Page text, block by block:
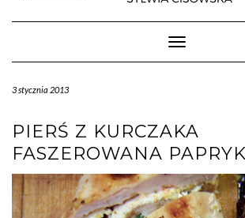
Toggle
3 stycznia 2013
PIERŚ Z KURCZAKA
FASZEROWANA